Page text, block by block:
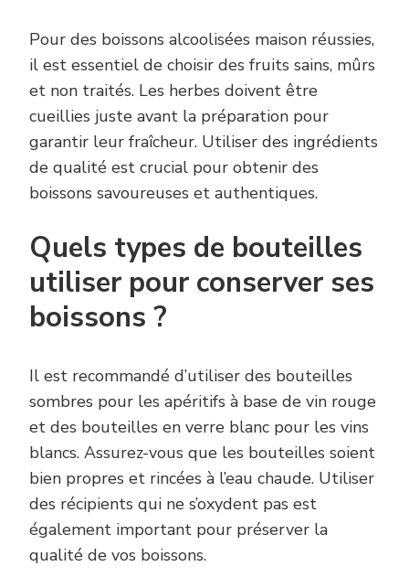
Pour des boissons alcoolisées maison réussies,
il est essentiel de choisir des fruits sains, mûrs
et non traités. Les herbes doivent être
cueillies juste avant la préparation pour
garantir leur fraîcheur. Utiliser des ingrédients
de qualité est crucial pour obtenir des
boissons savoureuses et authentiques.
Quels types de bouteilles
utiliser pour conserver ses
boissons ?
Il est recommandé d’utiliser des bouteilles
sombres pour les apéritifs à base de vin rouge
et des bouteilles en verre blanc pour les vins
blancs. Assurez-vous que les bouteilles soient
bien propres et rincées à l’eau chaude. Utiliser
des récipients qui ne s’oxydent pas est
également important pour préserver la
qualité de vos boissons.